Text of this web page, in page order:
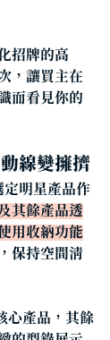
招牌的高
，讓買主在
而看見你的
線變擁擠
定明星產品作
其餘產品透
用收納功能
保持空間清
心產品，其餘